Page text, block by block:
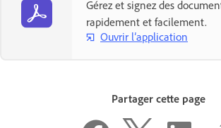
Gérez et signez des
rapidement et facilement.
Ouvrir l’application
Partager cette page